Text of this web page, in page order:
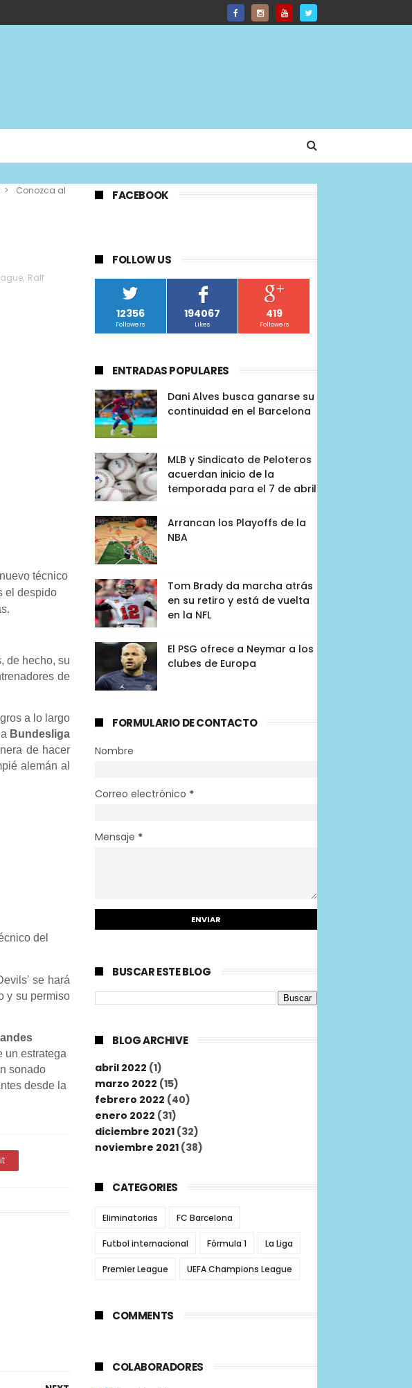
>
Conozca al
, Ralf
técnico
el despido
de hecho, su
de
a lo largo
Bundesliga
de hacer
alemán al
del
se hará
y su permiso
un estratega
sonado
desde la
FACEBOOK
FOLLOW US
12356
Followers
194067
Likes
419
Followers
ENTRADAS POPULARES
Dani Alves busca ganarse su
continuidad en el Barcelona
MLB y Sindicato de Peloteros
acuerdan inicio de la
temporada para el 7 de abril
Arrancan los Playoffs de la
NBA
Tom Brady da marcha atrás
en su retiro y está de vuelta
en la NFL
El PSG ofrece a Neymar a los
clubes de Europa
FORMULARIO DE CONTACTO
Nombre
Correo electrónico *
Mensaje *
BUSCAR ESTE BLOG
BLOG ARCHIVE
abril 2022 (1)
marzo 2022 (15)
febrero 2022 (40)
enero 2022 (31)
diciembre 2021 (32)
noviembre 2021 (38)
CATEGORIES
Eliminatorias FC Barcelona
Futbol internacional Fórmula 1 La Liga
Premier League UEFA Champions League
COMMENTS
COLABORADORES